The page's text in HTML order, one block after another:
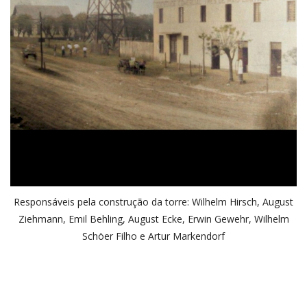
Responsáveis pela construção da torre: Wilhelm Hirsch, August
Ziehmann, Emil Behling, August Ecke, Erwin Gewehr, Wilhelm
Schöer Filho e Artur Markendorf